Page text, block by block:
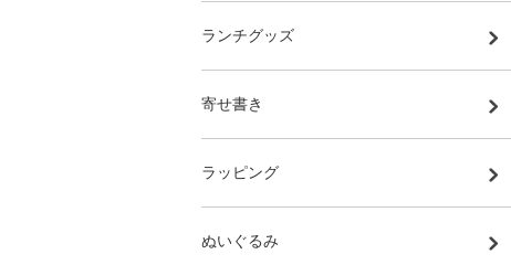
ランチグッズ
寄せ書き
ラッピング
ぬいぐるみ